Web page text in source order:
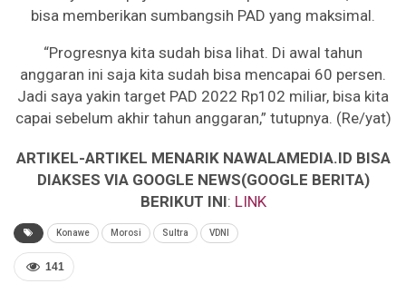
bisa memberikan sumbangsih PAD yang maksimal.
“Progresnya kita sudah bisa lihat. Di awal tahun
anggaran ini saja kita sudah bisa mencapai 60 persen.
Jadi saya yakin target PAD 2022 Rp102 miliar, bisa kita
capai sebelum akhir tahun anggaran,” tutupnya. (Re/yat)
ARTIKEL-ARTIKEL MENARIK NAWALAMEDIA.ID BISA
DIAKSES VIA GOOGLE NEWS(GOOGLE BERITA)
BERIKUT INI: LINK
Konawe Morosi Sultra VDNI
141